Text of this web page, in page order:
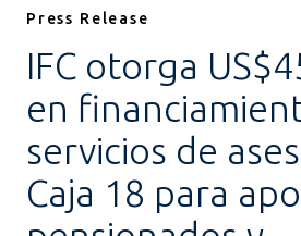
Press Release
IFC otorga
en
servicios de
Caja 18 para